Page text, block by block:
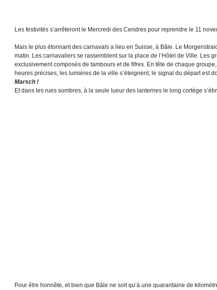
Les festivités s’arrêteront le Mercredi des Cendres pour reprendre le 11
Mais le plus étonnant des carnavals a lieu en Suisse, à Bâle. Le
matin. Les carnavaliers se rassemblent sur la place de l’Hôtel de Ville. Les
exclusivement composés de tambours et de fifres. En tête de chaque
heures précises, les lumières de la ville s’éteignent, le signal du départ est
Marsch !
Et dans les rues sombres, à la seule lueur des lanternes le long cortège
Pour être honnête, et bien que Bâle ne soit qu’à une quarantaine de